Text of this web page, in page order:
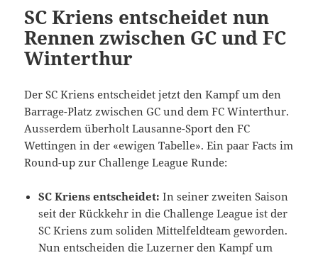
SC Kriens entscheidet nun
Rennen zwischen GC und FC
Winterthur
Der SC Kriens entscheidet jetzt den Kampf um den
Barrage-Platz zwischen GC und dem FC Winterthur.
Ausserdem überholt Lausanne-Sport den FC
Wettingen in der «ewigen Tabelle». Ein paar Facts im
Round-up zur Challenge League Runde:
SC Kriens entscheidet: In seiner zweiten Saison
seit der Rückkehr in die Challenge League ist der
SC Kriens zum soliden Mittelfeldteam geworden.
Nun entscheiden die Luzerner den Kampf um